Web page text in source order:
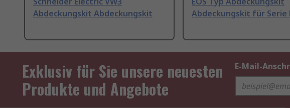
Abdeckungskit Abdeckungskit
Abdeckungskit für Serie
Exklusiv für Sie unsere neuesten
Produkte und Angebote
E-Mail-